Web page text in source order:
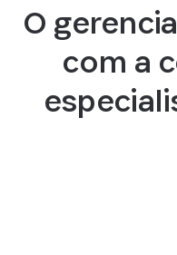
O
com a